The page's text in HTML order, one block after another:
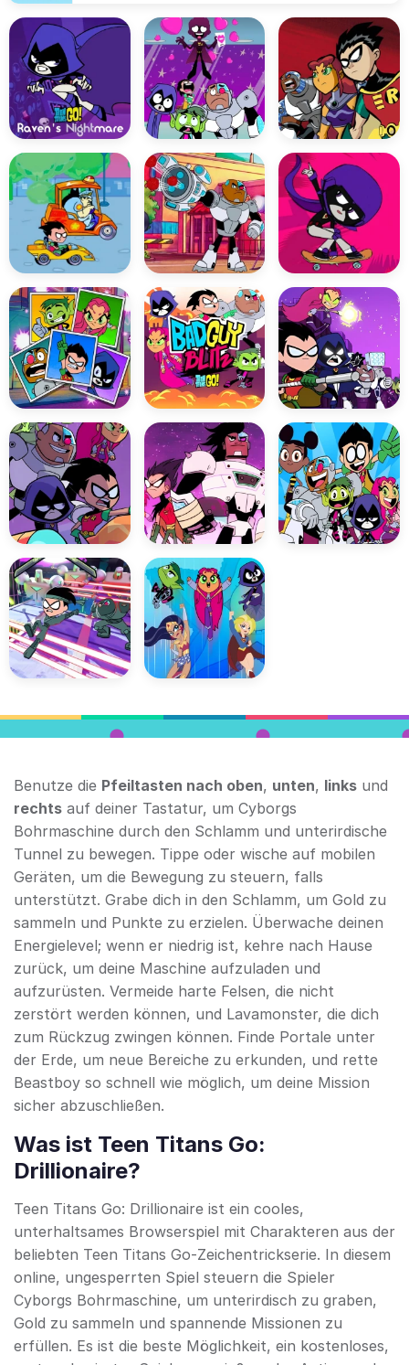
Benutze die Pfeiltasten nach oben, unten, links und
rechts auf deiner Tastatur, um Cyborgs
Bohrmaschine durch den Schlamm und unterirdische
Tunnel zu bewegen. Tippe oder wische auf mobilen
Geräten, um die Bewegung zu steuern, falls
unterstützt. Grabe dich in den Schlamm, um Gold zu
sammeln und Punkte zu erzielen. Überwache deinen
Energielevel; wenn er niedrig ist, kehre nach Hause
zurück, um deine Maschine aufzuladen und
aufzurüsten. Vermeide harte Felsen, die nicht
zerstört werden können, und Lavamonster, die dich
zum Rückzug zwingen können. Finde Portale unter
der Erde, um neue Bereiche zu erkunden, und rette
Beastboy so schnell wie möglich, um deine Mission
sicher abzuschließen.
Was ist Teen Titans Go:
Drillionaire?
Teen Titans Go: Drillionaire ist ein cooles,
unterhaltsames Browserspiel mit Charakteren aus der
beliebten Teen Titans Go-Zeichentrickserie. In diesem
online, ungesperrten Spiel steuern die Spieler
Cyborgs Bohrmaschine, um unterirdisch zu graben,
Gold zu sammeln und spannende Missionen zu
erfüllen. Es ist die beste Möglichkeit, ein kostenloses,